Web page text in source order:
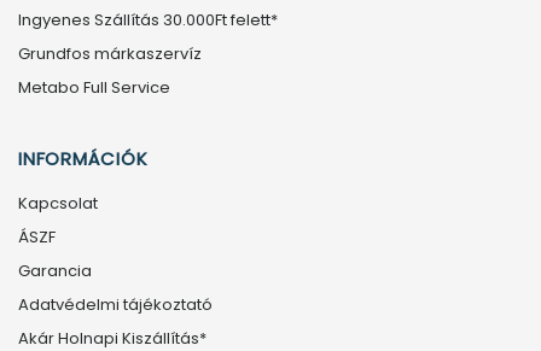
Ingyenes Szállítás 30.000Ft felett*
Grundfos márkaszervíz
Metabo Full Service
INFORMÁCIÓK
Kapcsolat
ÁSZF
Garancia
Adatvédelmi tájékoztató
Akár Holnapi Kiszállítás*